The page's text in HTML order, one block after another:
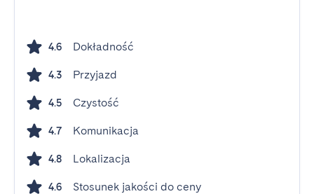
4.6 Dokładność
4.3 Przyjazd
4.5 Czystość
4.7 Komunikacja
4.8 Lokalizacja
4.6 Stosunek jakości do ceny